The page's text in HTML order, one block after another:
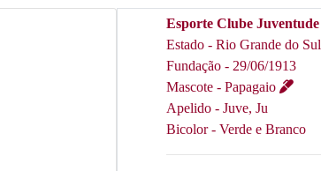
Esporte Clube Juventude
Estado - Rio Grande do Sul
Fundação - 29/06/1913
Mascote - Papagaio
Apelido - Juve, Ju
Bicolor - Verde e Branco